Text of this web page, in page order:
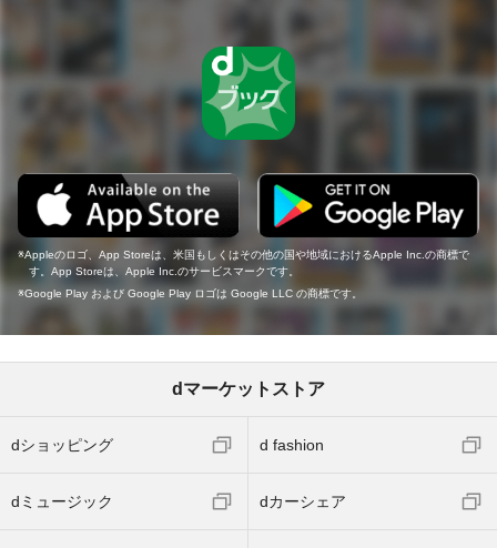
Appleのロゴ、App Storeは、米国もしくはその他の国や地域におけるApple Inc.の商標で
す。App Storeは、Apple Inc.のサービスマークです。
Google Play および Google Play ロゴは Google LLC の商標です。
dマーケットストア
dショッピング d fashion
dミュージック dカーシェア